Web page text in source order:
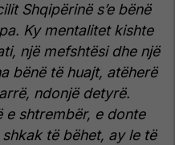
Shqipërinë s’e bënë
Ky mentalitet kishte
një mefshtësi dhe një
bënë të huajt, atëherë
ndonjë detyrë.
e shtrembër, e donte
të bëhet, ay le të